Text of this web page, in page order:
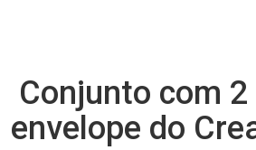
Conjunto com
envelope do